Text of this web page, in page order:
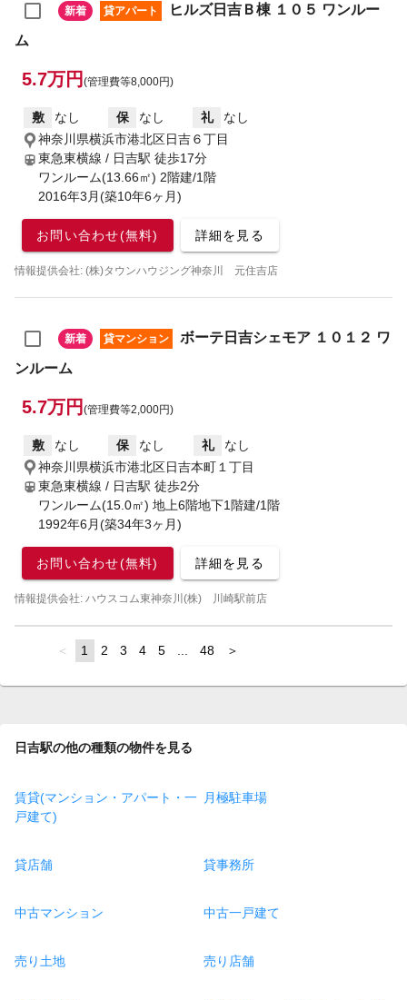
新着 貸アパート
ヒルズ日吉Ｂ棟 １０５ ワンルー
ム
5.7万円 (管理費等8,000円)
敷 なし 保 なし 礼
なし
神奈川県横浜市港北区日吉６丁目
東急東横線 / 日吉駅 徒歩17分
ワンルーム(13.66㎡) 2階建/1階
2016年3月(築10年6ヶ月)
お問い合わせ(無料) 詳細を見る
情報提供会社: (株)タウンハウジング神奈川 元住吉店
新着 貸マンション
ボーテ日吉シェモア １０１２ ワ
ンルーム
5.7万円 (管理費等2,000円)
敷 なし 保 なし 礼
なし
神奈川県横浜市港北区日吉本町１丁目
東急東横線 / 日吉駅 徒歩2分
ワンルーム(15.0㎡) 地上6階地下1階建/1階
1992年6月(築34年3ヶ月)
お問い合わせ(無料) 詳細を見る
情報提供会社: ハウスコム東神奈川(株) 川崎駅前店
page
You're
page
1 page
2 page
3 page
4 page
5 pagepage
48 page
日吉駅の他の種類の物件を見る
賃貸(マンション・アパート・一
戸建て)
月極駐車場
貸店舗 貸事務所
中古マンション 中古一戸建て
売り土地 売り店舗